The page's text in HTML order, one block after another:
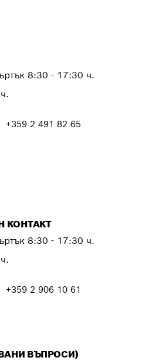
8:30 - 17:30 ч.
+359 2 491 82 65
КОНТАКТ
8:30 - 17:30 ч.
+359 2 906 10 61
ВЪПРОСИ)